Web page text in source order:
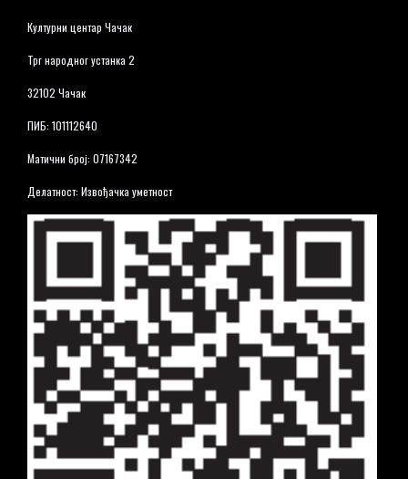
Културни центар Чачак
Трг народног устанка 2
32102 Чачак
ПИБ: 101112640
Матични број: 07167342
Делатност: Извођачка уметност